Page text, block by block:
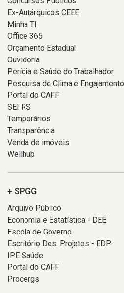
Ex-Autárquicos CEEE
Minha TI
Office 365
Orçamento Estadual
Ouvidoria
Perícia e Saúde do Trabalhador
Pesquisa de Clima e Engajamento
Portal do CAFF
SEI RS
Temporários
Transparência
Venda de imóveis
Wellhub
+ SPGG
Arquivo Público
Economia e Estatística - DEE
Escola de Governo
Escritório Des. Projetos - EDP
IPE Saúde
Portal do CAFF
Procergs